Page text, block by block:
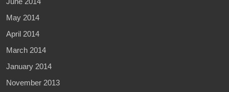
May 2014
April 2014
March 2014
January 2014
November 2013